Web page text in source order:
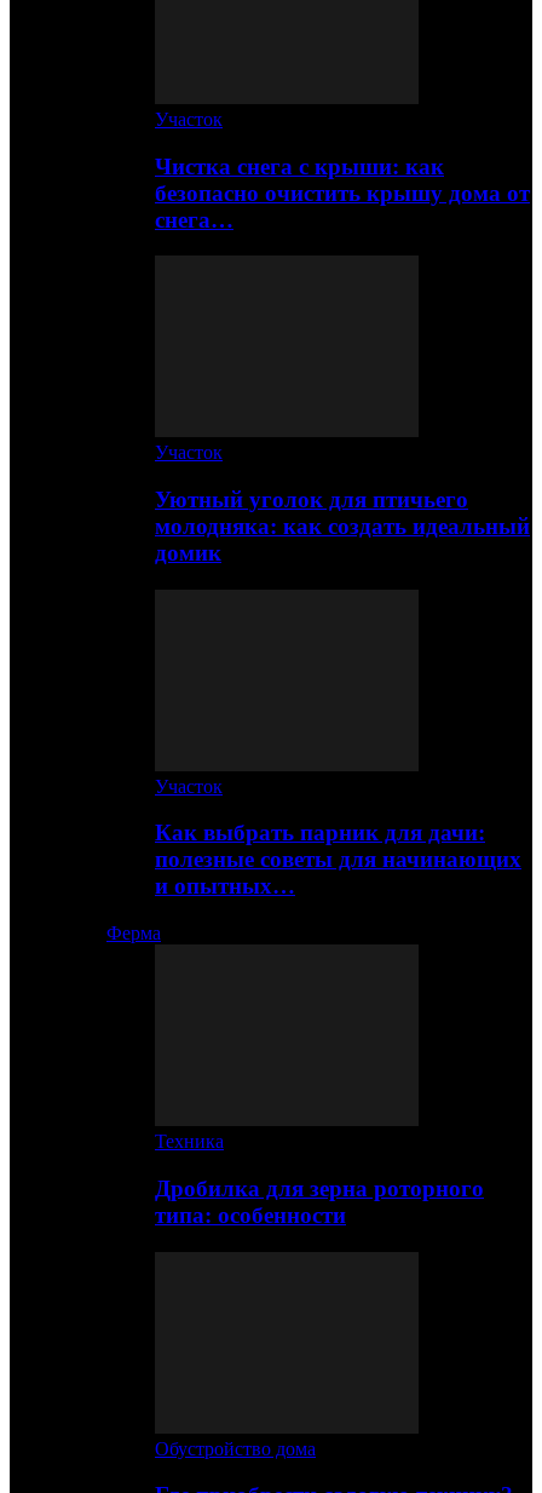
Участок
Чистка снега с крыши: как
безопасно очистить крышу дома от
снега…
Участок
Уютный уголок для птичьего
молодняка: как создать идеальный
домик
Участок
Как выбрать парник для дачи:
полезные советы для начинающих
и опытных…
Ферма
Техника
Дробилка для зерна роторного
типа: особенности
Обустройство дома